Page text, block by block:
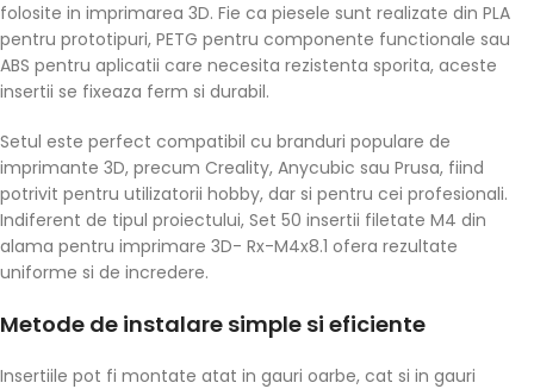
folosite in imprimarea 3D. Fie ca piesele sunt realizate din PLA
pentru prototipuri, PETG pentru componente functionale sau
ABS pentru aplicatii care necesita rezistenta sporita, aceste
insertii se fixeaza ferm si durabil.
Setul este perfect compatibil cu branduri populare de
imprimante 3D, precum Creality, Anycubic sau Prusa, fiind
potrivit pentru utilizatorii hobby, dar si pentru cei profesionali.
Indiferent de tipul proiectului, Set 50 insertii filetate M4 din
alama pentru imprimare 3D- Rx-M4x8.1 ofera rezultate
uniforme si de incredere.
Metode de instalare simple si eficiente
Insertiile pot fi montate atat in gauri oarbe, cat si in gauri